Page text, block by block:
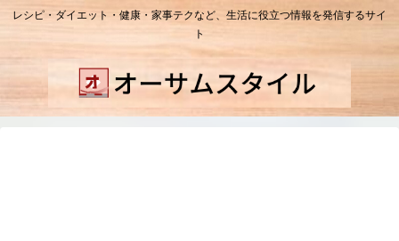
レシピ・ダイエット・健康・家事テクなど、生活に役立つ情報を発信するサイ
ト